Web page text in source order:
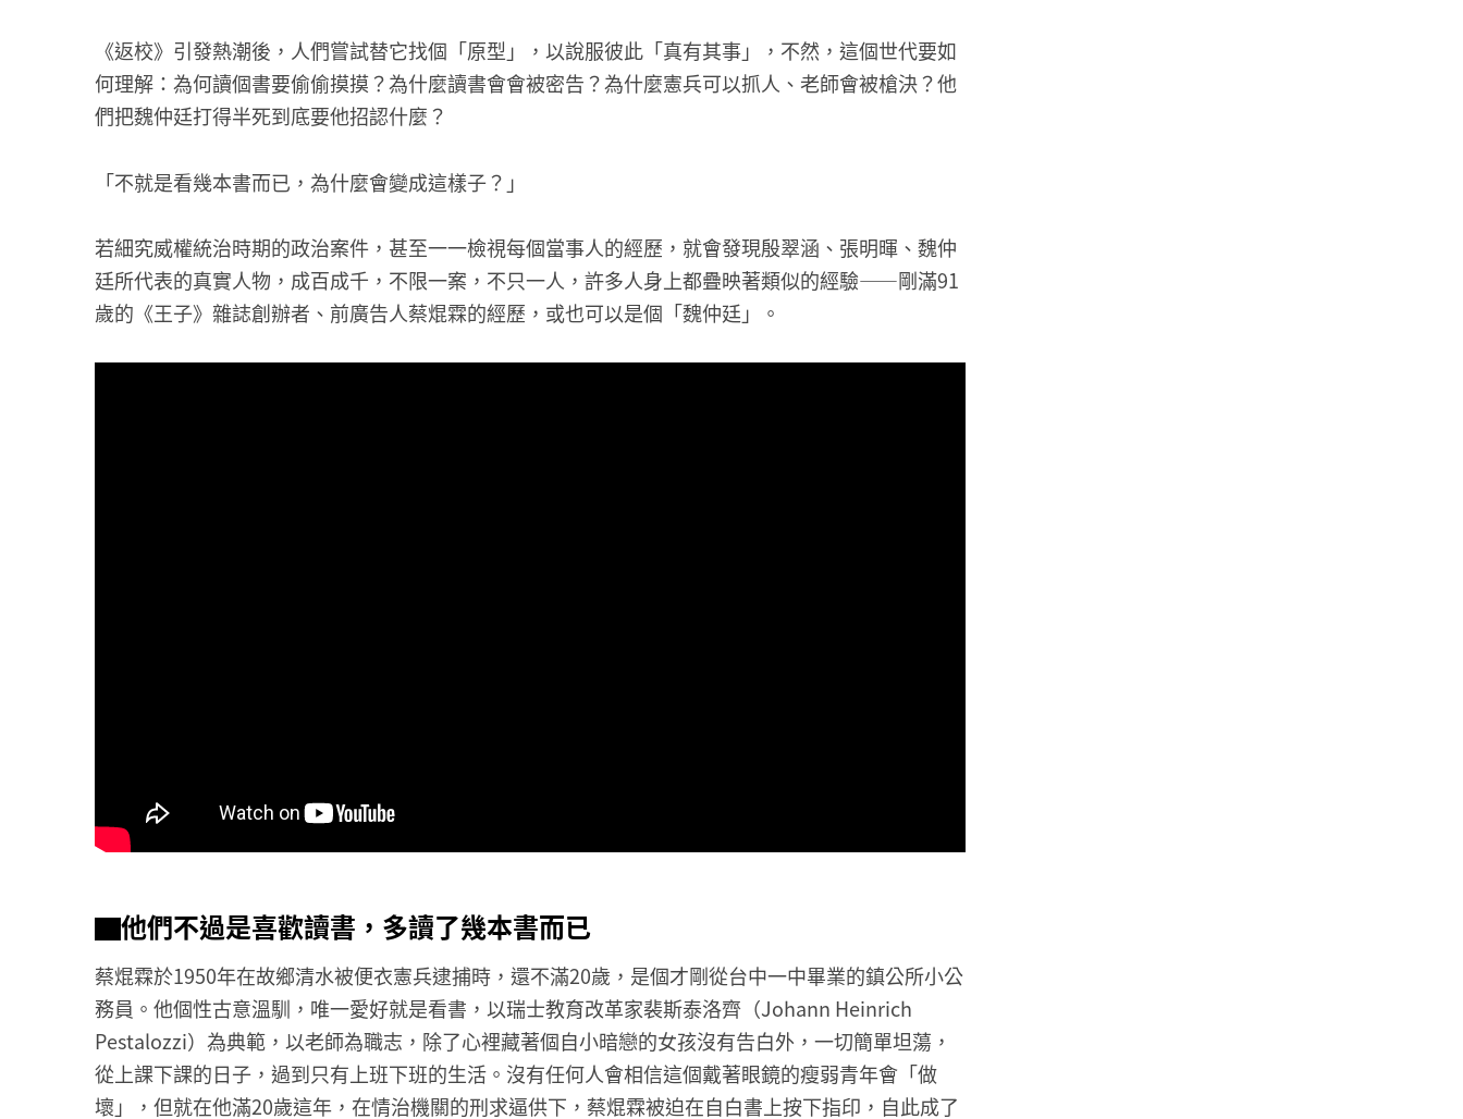
《返校》引發熱潮後，人們嘗試替它找個「原型」，以說服彼此「真有其事」，不然，這個世代要如
何理解：為何讀個書要偷偷摸摸？為什麼讀書會會被密告？為什麼憲兵可以抓人、老師會被槍決？他
們把魏仲廷打得半死到底要他招認什麼？
「不就是看幾本書而已，為什麼會變成這樣子？」
若細究威權統治時期的政治案件，甚至一一檢視每個當事人的經歷，就會發現殷翠涵、張明暉、魏仲
廷所代表的真實人物，成百成千，不限一案，不只一人，許多人身上都疊映著類似的經驗——剛滿91
歲的《王子》雜誌創辦者、前廣告人蔡焜霖的經歷，或也可以是個「魏仲廷」。
▇他們不過是喜歡讀書，多讀了幾本書而已
蔡焜霖於1950年在故鄉清水被便衣憲兵逮捕時，還不滿20歲，是個才剛從台中一中畢業的鎮公所小公
務員。他個性古意溫馴，唯一愛好就是看書，以瑞士教育改革家裴斯泰洛齊（Johann Heinrich
Pestalozzi）為典範，以老師為職志，除了心裡藏著個自小暗戀的女孩沒有告白外，一切簡單坦蕩，
從上課下課的日子，過到只有上班下班的生活。沒有任何人會相信這個戴著眼鏡的瘦弱青年會「做
壞」，但就在他滿20歲這年，在情治機關的刑求逼供下，蔡焜霖被迫在自白書上按下指印，自此成了